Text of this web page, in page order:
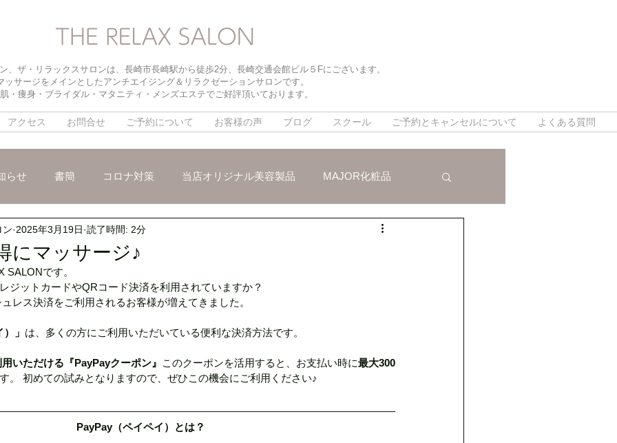
、ザ・リラックスサロンは、長崎市長崎駅から徒歩2分、長崎交通会館ビル５Fにございます。
ッサージをメインとしたアンチエイジング＆リラクゼーションサロンです。
・痩身・ブライダル・マタニティ・メンズエステでご好評頂いております。
アクセス お問合せ ご予約について お客様の声 ブログ スクール ご予約とキャンセルについて よくある質問
らせ 書簡 コロナ対策 当店オリジナル美容製品 MAJOR化粧品
パイラソード ブライダルメニュー インスタグラム
クスリンパマッサージ 朝活オープン インナードライ対策
マスギフト 春のデリケートなお肌に ビビビ際還元ポイント
にマッサージ♪
ン 2025年3月19日 読了時間: 2分
SALONです。
ジットカードやQRコード決済を利用されていますか？
レス決済をご利用されるお客様が増えてきました。
」 は、多くの方にご利用いただいている便利な決済方法です。
いただける『PayPayクーポン』 このクーポンを活用すると、お支払い時に最大300
。 初めての試みとなりますので、ぜひこの機会にご利用ください♪
PayPay（ペイペイ）とは？